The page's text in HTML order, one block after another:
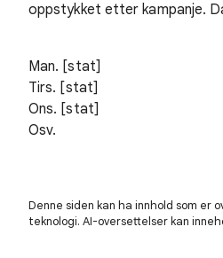
oppstykket etter kampanje.
Man. [stat]
Tirs. [stat]
Ons. [stat]
Osv.
Denne siden kan ha innhold som er
teknologi. AI-oversettelser kan